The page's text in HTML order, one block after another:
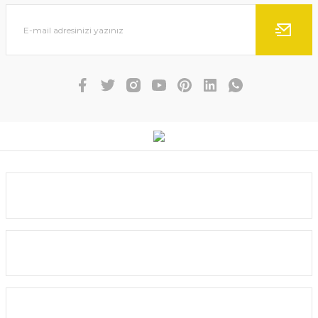
Ürün fiyatı diğer sitelerden daha pahalı.
Bu ürüne benzer farklı alternatifler olmalı.
Gönder